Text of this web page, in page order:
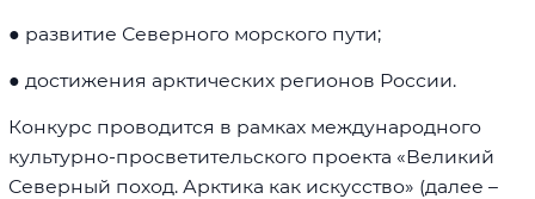
● развитие Северного морского пути;
● достижения арктических регионов России.
Конкурс проводится в рамках международного
культурно-просветительского проекта «Великий
Северный поход. Арктика как искусство» (далее –